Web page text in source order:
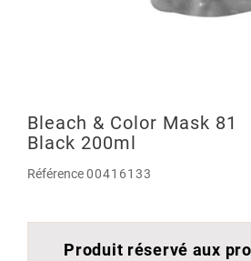
Bleach & Color Mask 81
Black 200ml
Référence00416133
Produit réservé aux